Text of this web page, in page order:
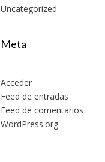
Uncategorized
Meta
Acceder
Feed de entradas
Feed de comentarios
WordPress.org